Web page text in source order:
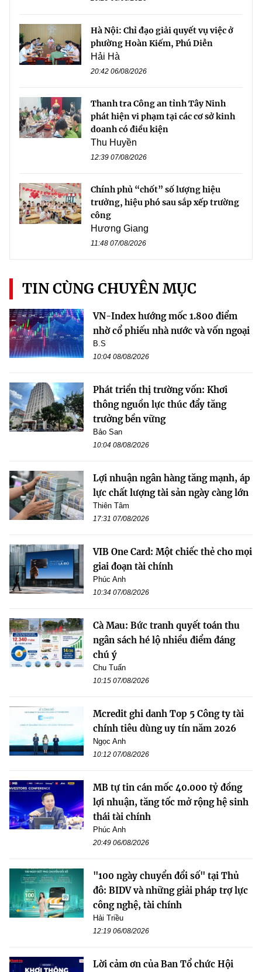
Hà Nội: Chỉ đạo giải quyết vụ việc ở
phường Hoàn Kiếm, Phú Diễn
Hải Hà
20:42 06/08/2026
Thanh tra Công an tỉnh Tây Ninh
phát hiện vi phạm tại các cơ sở kinh
doanh có điều kiện
Thu Huyền
12:39 07/08/2026
Chính phủ “chốt” số lượng hiệu
trưởng, hiệu phó sau sắp xếp trường
công
Hương Giang
11:48 07/08/2026
TIN CÙNG CHUYÊN MỤC
VN-Index hướng mốc 1.800 điểm
nhờ cổ phiếu nhà nước và vốn ngoại
B.S
10:04 08/08/2026
Phát triển thị trường vốn: Khơi
thông nguồn lực thúc đẩy tăng
trưởng bền vững
Bảo San
10:04 08/08/2026
Lợi nhuận ngân hàng tăng mạnh, áp
lực chất lượng tài sản ngày càng lớn
Thiên Tâm
17:31 07/08/2026
VIB One Card: Một chiếc thẻ cho mọi
giai đoạn tài chính
Phúc Anh
10:34 07/08/2026
Cà Mau: Bức tranh quyết toán thu
ngân sách hé lộ nhiều điểm đáng
chú ý
Chu Tuấn
10:15 07/08/2026
Mcredit ghi danh Top 5 Công ty tài
chính tiêu dùng uy tín năm 2026
Ngọc Anh
10:12 07/08/2026
MB tự tin cán mốc 40.000 tỷ đồng
lợi nhuận, tăng tốc mở rộng hệ sinh
thái tài chính
Phúc Anh
20:49 06/08/2026
"100 ngày chuyển đổi số" tại Thủ
đô: BIDV và những giải pháp trợ lực
công nghệ, tài chính
Hải Triều
12:19 06/08/2026
Lời cảm ơn của Ban Tổ chức Hội